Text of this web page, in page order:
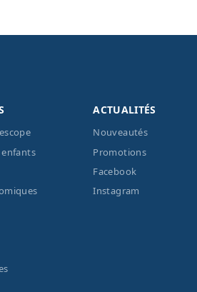
enfants
ACTUALITÉS
Nouveautés
Promotions
Facebook
Instagram